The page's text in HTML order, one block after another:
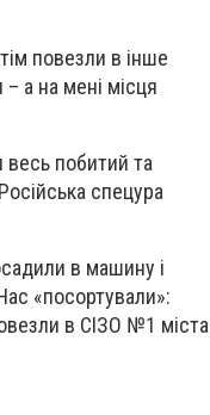
повезли в інше
а на мені місця
весь побитий та
спецура
в машину і
«посортували»:
в СІЗО №1 міста